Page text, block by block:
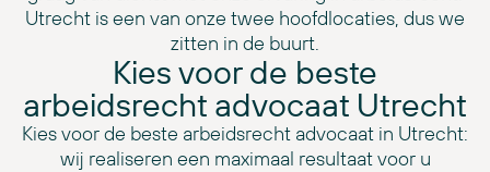
Utrecht is een van onze twee hoofdlocaties, dus we
zitten in de buurt.
Kies voor de beste
arbeidsrecht advocaat Utrecht
Kies voor de beste arbeidsrecht advocaat in Utrecht:
wij realiseren een maximaal resultaat voor u